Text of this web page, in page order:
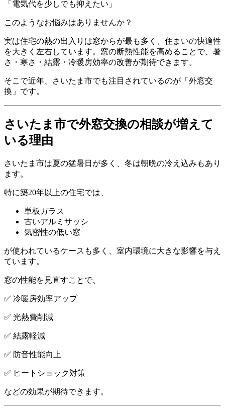
「電気代を少しでも抑えたい」
このようなお悩みはありませんか？
実は住宅の熱の出入りは窓からが最も多く、住まいの快適性
を大きく左右しています。窓の断熱性能を高めることで、暑
さ・寒さ・結露・冷暖房効率の改善が期待できます。
そこで近年、さいたま市でも注目されているのが「外窓交
換」です。
さいたま市で外窓交換の相談が増えて
いる理由
さいたま市は夏の猛暑日が多く、冬は朝晩の冷え込みもあり
ます。
特に築20年以上の住宅では、
単板ガラス
古いアルミサッシ
気密性の低い窓
が使われているケースも多く、室内環境に大きな影響を与え
ています。
窓の性能を見直すことで、
✅ 冷暖房効率アップ
✅ 光熱費削減
✅ 結露軽減
✅ 防音性能向上
✅ ヒートショック対策
などの効果が期待できます。